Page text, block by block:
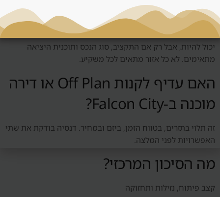
ראשונה בדובאי?
יכול להיות, אבל רק אם התקציב, סוג הנכס ותוכנית היציאה
מתאימים. לא כל אזור מתאים לכל משקיע.
האם עדיף לקנות Off Plan או דירה
מוכנה ב-Falcon City?
זה תלוי בתזרים, בטווח הזמן, ביזם ובמחיר. דנסיה בודקת את שתי
האפשרויות לפני המלצה.
מה הסיכון המרכזי?
קצב פיתוח, נזילות ותחזוקה